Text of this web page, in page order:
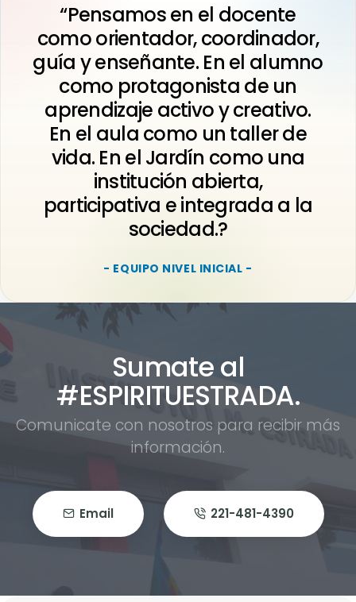
“Pensamos en el docente
como orientador, coordinador,
guía y enseñante. En el alumno
como protagonista de un
aprendizaje activo y creativo.
En el aula como un taller de
vida. En el Jardín como una
institución abierta,
participativa e integrada a la
sociedad.?
- EQUIPO NIVEL INICIAL -
Sumate al
#ESPIRITUESTRADA.
Comunicate con nosotros para recibir más
información.
Email 221-481-4390